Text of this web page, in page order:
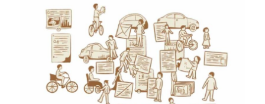
an
die
Verwaltung